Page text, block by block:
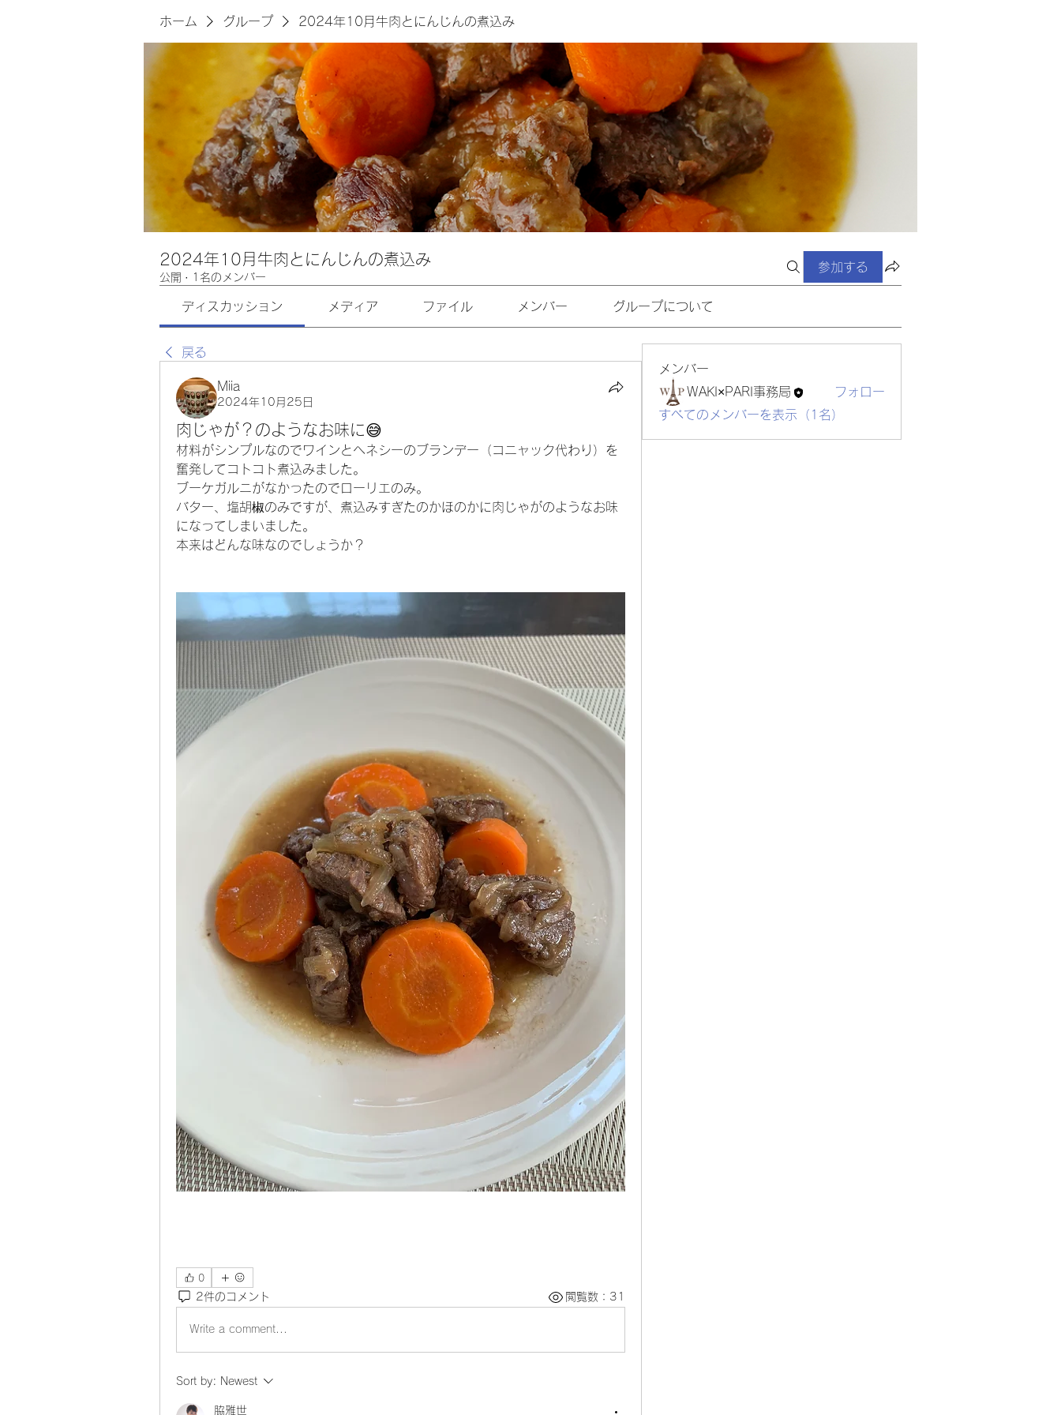
ホーム グループ 2024年10月牛肉とにんじんの煮込み
2024年10月牛肉とにんじんの煮込み
公開 · 1名のメンバー
参加する
ディスカッション メディア ファイル メンバー グループについて
戻る
Miia
2024年10月25日
肉じゃが？のようなお味に😅
材料がシンプルなのでワインとヘネシーのブランデー（コニャック代わり）を
奮発してコトコト煮込みました。
ブーケガルニがなかったのでローリエのみ。
バター、塩胡椒のみですが、煮込みすぎたのかほのかに肉じゃがのようなお味
になってしまいました。
本来はどんな味なのでしょうか？
0
2件のコメント 閲覧数：31
Write a comment...
Sort by: Newest
脇雅世
メンバー
WAKI×PARI事務局
フォロー
すべてのメンバーを表示（1名）